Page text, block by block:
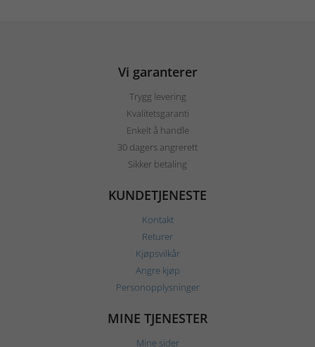
Vi garanterer
Trygg levering
Kvalitetsgaranti
Enkelt å handle
30 dagers angrerett
Sikker betaling
KUNDETJENESTE
Kontakt
Returer
Kjøpsvilkår
Angre kjøp
Personopplysninger
MINE TJENESTER
Mine sider